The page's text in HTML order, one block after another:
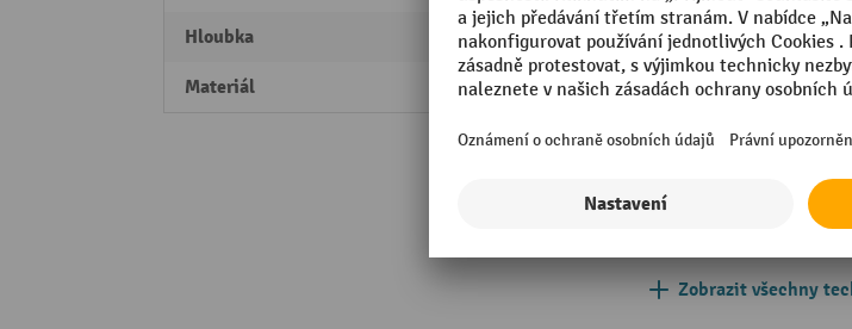
Hloubka 78 mm
Materiál polykarbonát (PC)
Zobrazit všechny